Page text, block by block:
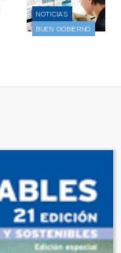
NOTICIAS
BUEN GOBIERNO